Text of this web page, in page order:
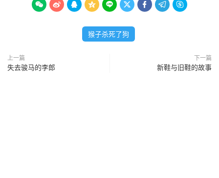
        
猴子杀死了狗
上一篇
失去骏马的李郎
下一篇
新鞋与旧鞋的故事